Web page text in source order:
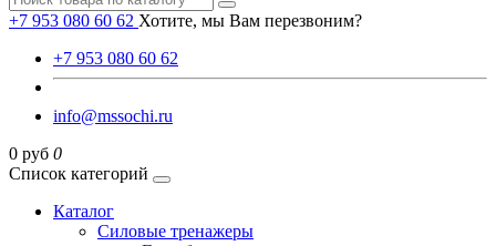
+7 953 080 60 62 Хотите, мы Вам перезвоним?
+7 953 080 60 62
info@mssochi.ru
0 руб 0
Список категорий
Каталог
Силовые тренажеры